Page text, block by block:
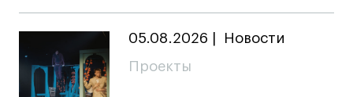
05.08.2026 Новости
Проекты